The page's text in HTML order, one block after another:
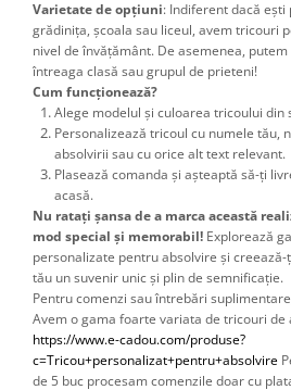
Varietate de opțiuni: Indiferent dacă ești
grădinița, școala sau liceul, avem tricouri
nivel de învățământ. De asemenea,
întreaga clasă sau grupul de prieteni!
Cum funcționează?
Alege modelul și culoarea tricoului din
Personalizează tricoul cu numele tău,
absolvirii sau cu orice alt text relevant.
Plasează comanda și așteaptă să-ți
acasă.
Nu ratați șansa de a marca această
mod special și memorabil! Explorează
personalizate pentru absolvire și
tău un suvenir unic și plin de semnificație.
Pentru comenzi sau întrebări
https://www.e-cadou.com/produse?
c=Tricou+personalizat+pentru+absolvire
de 5 buc procesam comenzile doar cu